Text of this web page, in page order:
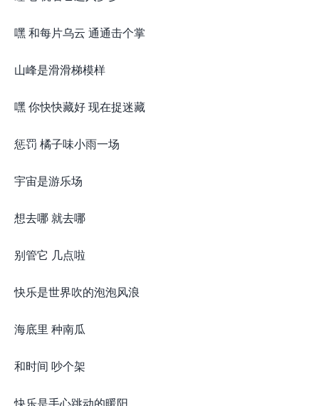
嘿 和每片乌云 通通击个掌
山峰是滑滑梯模样
嘿 你快快藏好 现在捉迷藏
惩罚 橘子味小雨一场
宇宙是游乐场
想去哪 就去哪
别管它 几点啦
快乐是世界吹的泡泡风浪
海底里 种南瓜
和时间 吵个架